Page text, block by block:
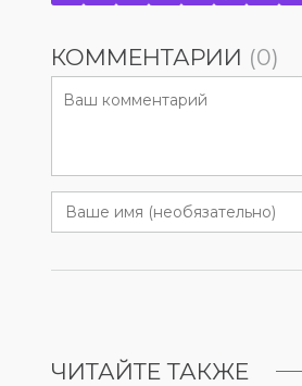
КОММЕНТАРИИ (0)
ЧИТАЙТЕ ТАКЖЕ